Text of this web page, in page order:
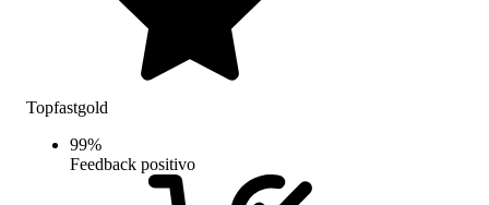
Topfastgold
99%
Feedback positivo